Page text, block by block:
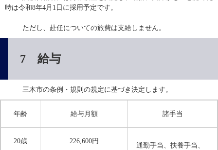
時は令和8年4月1日に採用予定です。
ただし、赴任についての旅費は支給しません。
7 給与
三木市の条例・規則の規定に基づき決定します。
年齢 給与月額 諸手当
20歳 226,600円
通勤手当、扶養手当、